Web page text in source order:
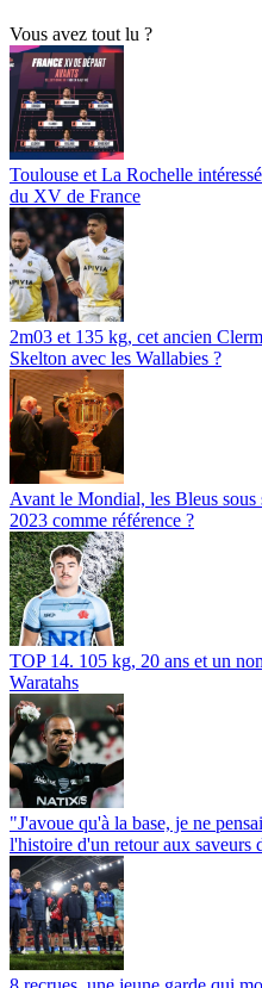
Vous avez tout lu ?
Toulouse et La Rochelle
du XV de France
2m03 et 135 kg, cet ancien
Skelton avec les Wallabies ?
Avant le Mondial, les Bleus
2023 comme référence ?
TOP 14. 105 kg, 20 ans et un
Waratahs
"J'avoue qu'à la base, je ne
l'histoire d'un retour aux saveurs